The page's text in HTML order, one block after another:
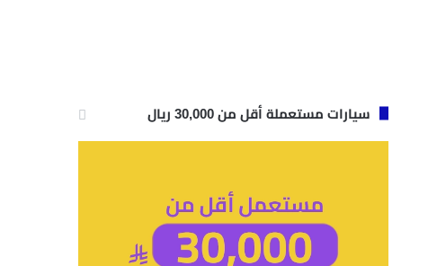
سيارات مستعملة أقل من 30,000 ريال